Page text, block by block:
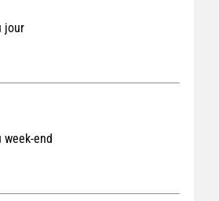
jour
week-end